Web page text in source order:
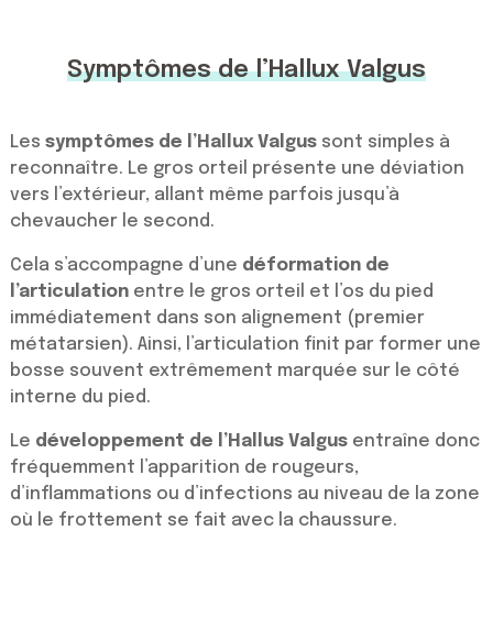
Symptômes de l’Hallux Valgus
Les symptômes de l’Hallux Valgussont simples à
reconnaître. Le gros orteil présente une déviation
vers l’extérieur, allant même parfois jusqu’à
chevaucher le second.
Cela s’accompagne d’une déformation de
l’articulationentre le gros orteil et l’os du pied
immédiatement dans son alignement (premier
métatarsien). Ainsi, l’articulation finit par former une
bosse souvent extrêmement marquée sur le côté
interne du pied.
Le développement de l’Hallus Valgusentraîne donc
fréquemment l’apparition de rougeurs,
d’inflammations ou d’infections au niveau de la zone
où le frottement se fait avec la chaussure.